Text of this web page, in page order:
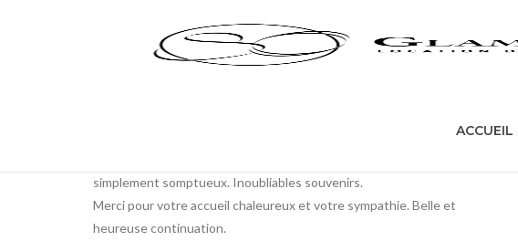
ACCUEIL
simplement somptueux. Inoubliables souvenirs.
Merci pour votre accueil chaleureux et votre sympathie. Belle et
heureuse continuation.